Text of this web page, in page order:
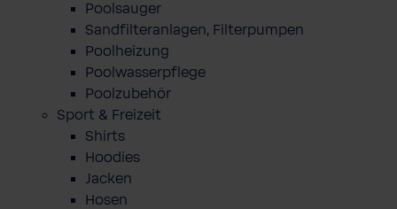
Poolsauger
Sandfilteranlagen, Filterpumpen
Poolheizung
Poolwasserpflege
Poolzubehör
Sport & Freizeit
Shirts
Hoodies
Jacken
Hosen